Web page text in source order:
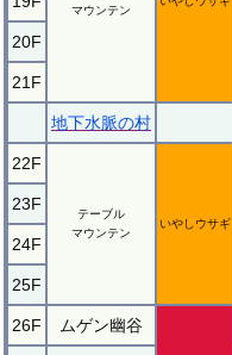
マウンテン
20F
21F
地下水脈の村
22F
テーブル
マウンテン
いやしウサギ
23F
24F
25F
26F ムゲン幽谷